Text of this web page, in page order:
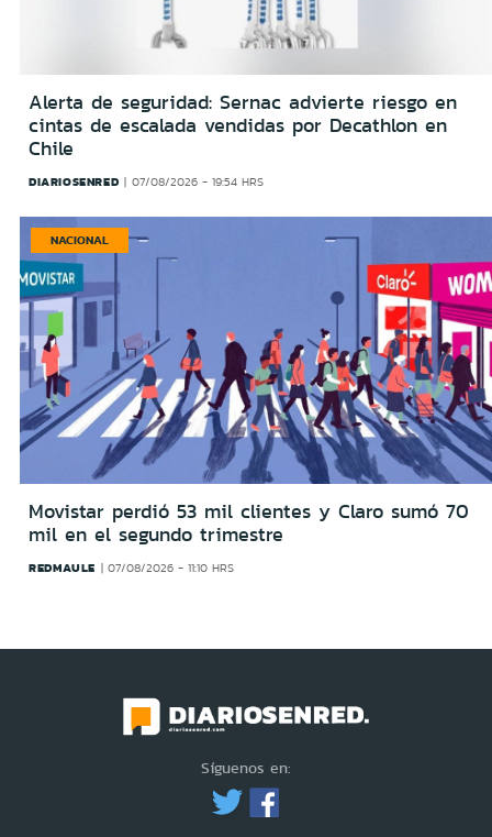
Alerta de seguridad: Sernac advierte riesgo en
cintas de escalada vendidas por Decathlon en
Chile
DIARIOSENRED 07/08/2026 - 19:54 HRS
NACIONAL
Movistar perdió 53 mil clientes y Claro sumó 70
mil en el segundo trimestre
REDMAULE 07/08/2026 - 11:10 HRS
Síguenos en: